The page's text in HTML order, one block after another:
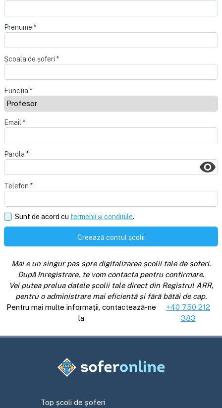
Prenume *
Școala de șoferi *
Funcția *
Email *
Parola *
Telefon *
Sunt de acord cu termenii și condițiile.
Creează contul școlii
Mai e un singur pas spre digitalizarea școlii tale de șoferi.
După înregistrare, te vom contacta pentru confirmare.
Vei putea prelua datele școlii tale direct din Registrul ARR,
pentru o administrare mai eficientă și fără bătăi de cap.
Pentru mai multe informații, contactează-ne
la
+40 750 212
383
Top școli de șoferi